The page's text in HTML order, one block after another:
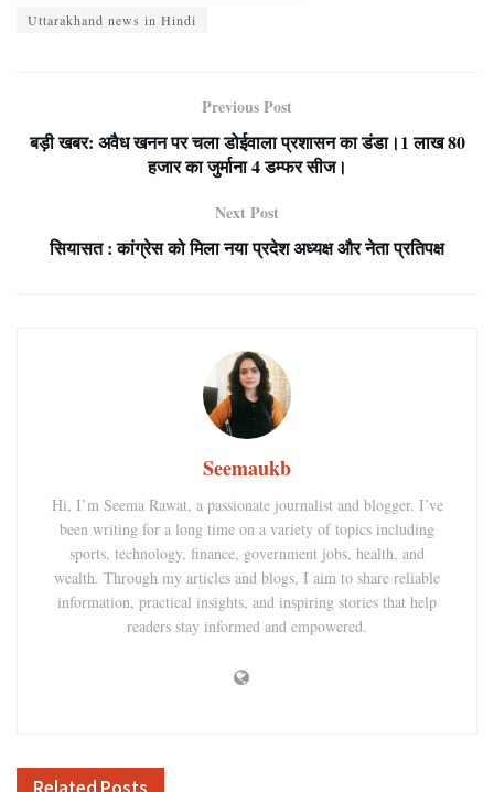
Uttarakhand news in Hindi
Previous Post
बड़ी खबर: अवैध खनन पर चला डोईवाला प्रशासन का डंडा।1 लाख 80
हजार का जुर्माना 4 डम्फर सीज।
Next Post
सियासत : कांग्रेस को मिला नया प्रदेश अध्यक्ष और नेता प्रतिपक्ष
Seemaukb
Hi, I’m Seema Rawat, a passionate journalist and blogger. I’ve
been writing for a long time on a variety of topics including
sports, technology, finance, government jobs, health, and
wealth. Through my articles and blogs, I aim to share reliable
information, practical insights, and inspiring stories that help
readers stay informed and empowered.